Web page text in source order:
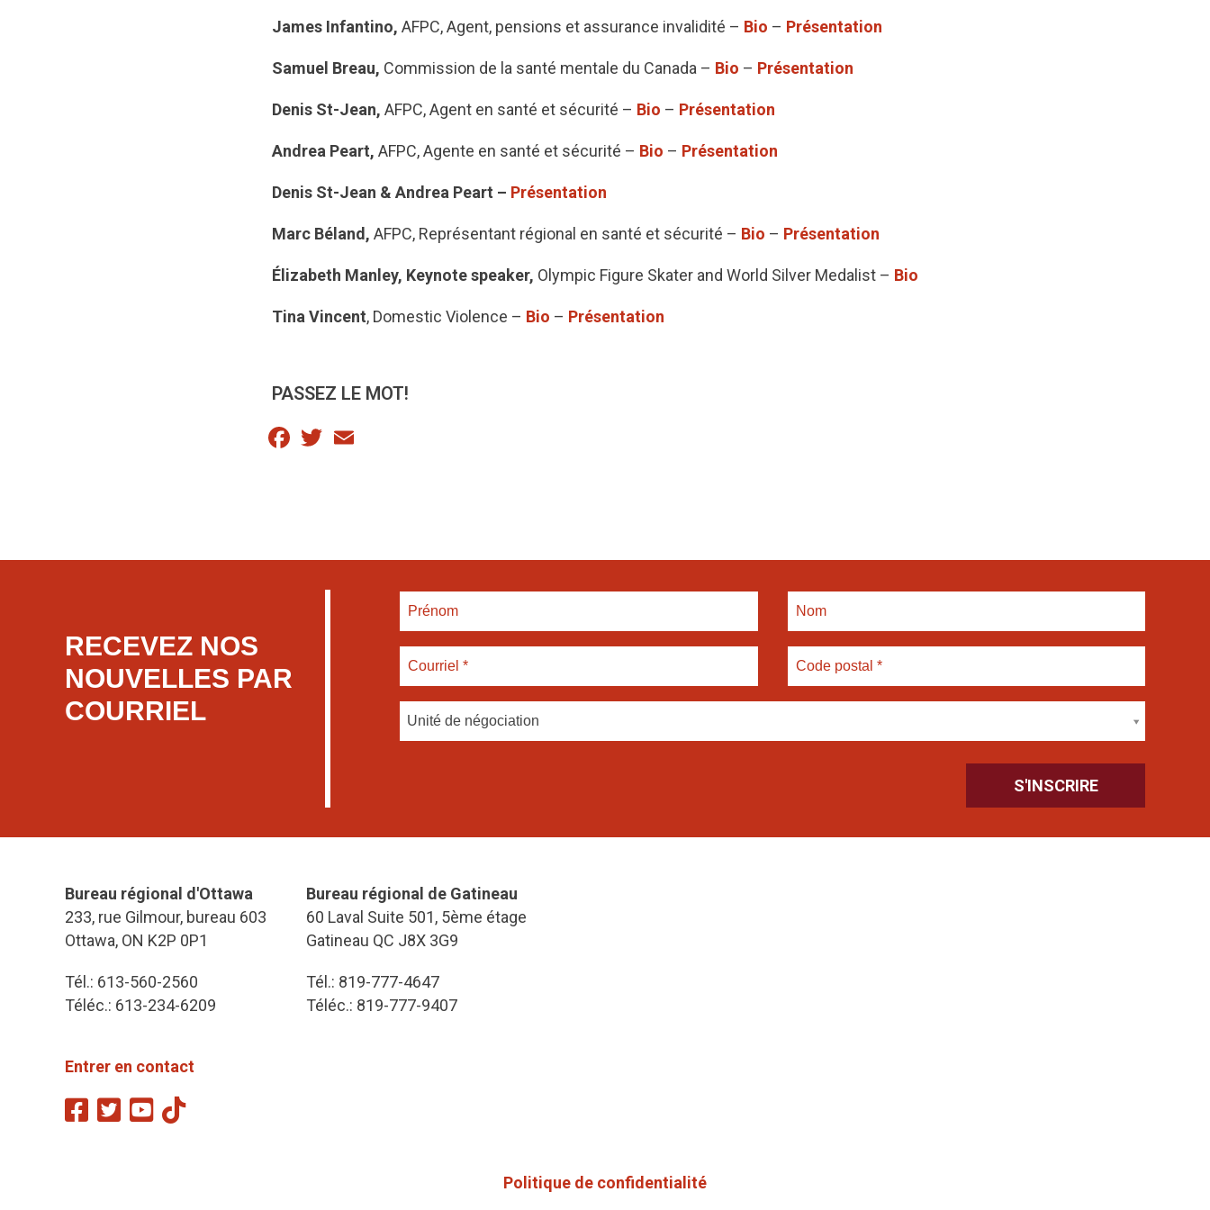
James Infantino, AFPC, Agent, pensions et assurance invalidité – Bio – Présentation
Samuel Breau, Commission de la santé mentale du Canada – Bio – Présentation
Denis St-Jean, AFPC, Agent en santé et sécurité – Bio – Présentation
Andrea Peart, AFPC, Agente en santé et sécurité – Bio – Présentation
Denis St-Jean & Andrea Peart – Présentation
Marc Béland, AFPC, Représentant régional en santé et sécurité – Bio – Présentation
Élizabeth Manley, Keynote speaker, Olympic Figure Skater and World Silver Medalist – Bio
Tina Vincent, Domestic Violence – Bio – Présentation
PASSEZ LE MOT!
Facebook
Twitter
RECEVEZ NOS
NOUVELLES PAR
COURRIEL
Unité de négociation
Bureau régional d'Ottawa
233, rue Gilmour, bureau 603
Ottawa, ON K2P 0P1
Tél.: 613-560-2560
Téléc.: 613-234-6209
Bureau régional de Gatineau
60 Laval Suite 501, 5ème étage
Gatineau QC J8X 3G9
Tél.: 819-777-4647
Téléc.: 819-777-9407
Entrer en contact
Politique de confidentialité